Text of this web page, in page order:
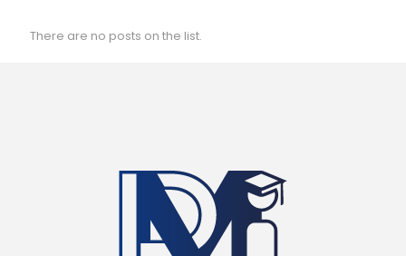
There are no posts on the list.